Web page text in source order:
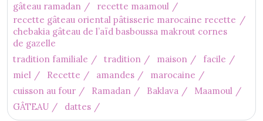
gâteau ramadan
recette maamoul
recette gâteau oriental pâtisserie marocaine recette
chebakia gâteau de l’aïd basboussa makrout cornes
de gazelle
tradition familiale
tradition maison
facile
miel
Recette amandes
marocaine
cuisson au four
Ramadan Baklava
Maamoul
GÂTEAU
dattes